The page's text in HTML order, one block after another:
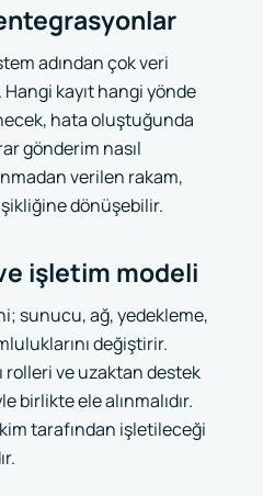
adından çok veri
kayıt hangi yönde
hata oluştuğunda
gönderim nasıl
verilen rakam,
dönüşebilir.
işletim modeli
sunucu, ağ, yedekleme,
değiştirir.
rolleri ve uzaktan destek
birlikte ele alınmalıdır.
tarafından işletileceği